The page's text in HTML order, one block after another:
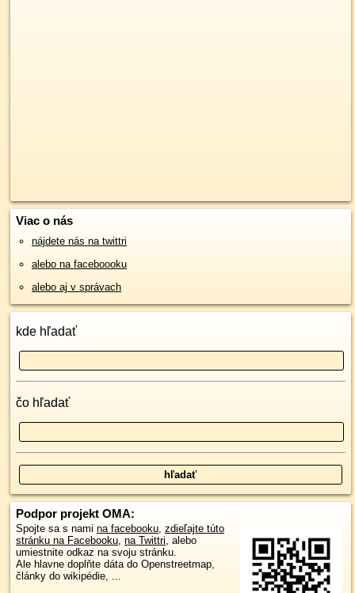
Viac o nás
nájdete nás na twittri
alebo na faceboooku
alebo aj v správach
kde hľadať
čo hľadať
Podpor projekt OMA:
Spojte sa s nami na facebooku, zdieľajte túto
stránku na Facebooku, na Twittri, alebo
umiestnite odkaz na svoju stránku.
Ale hlavne doplňte dáta do Openstreetmap,
články do wikipédie, ...